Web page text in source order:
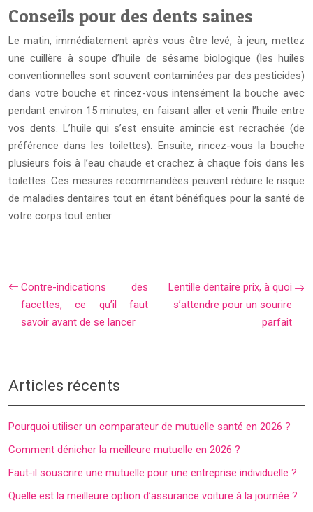
Conseils pour des dents saines
Le matin, immédiatement après vous être levé, à jeun, mettez
une cuillère à soupe d’huile de sésame biologique (les huiles
conventionnelles sont souvent contaminées par des pesticides)
dans votre bouche et rincez-vous intensément la bouche avec
pendant environ 15 minutes, en faisant aller et venir l’huile entre
vos dents. L’huile qui s’est ensuite amincie est recrachée (de
préférence dans les toilettes). Ensuite, rincez-vous la bouche
plusieurs fois à l’eau chaude et crachez à chaque fois dans les
toilettes. Ces mesures recommandées peuvent réduire le risque
de maladies dentaires tout en étant bénéfiques pour la santé de
votre corps tout entier.
Contre-indications des
facettes, ce qu’il faut
savoir avant de se lancer
Lentille dentaire prix, à quoi
s’attendre pour un sourire
parfait
Articles récents
Pourquoi utiliser un comparateur de mutuelle santé en 2026 ?
Comment dénicher la meilleure mutuelle en 2026 ?
Faut-il souscrire une mutuelle pour une entreprise individuelle ?
Quelle est la meilleure option d’assurance voiture à la journée ?